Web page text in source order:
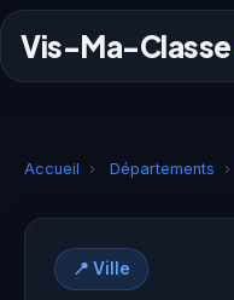
Vis-Ma-Classe
Accueil › Départements ›
📍 Ville